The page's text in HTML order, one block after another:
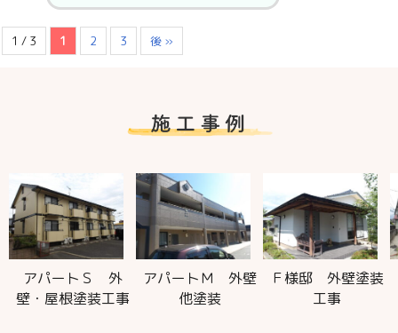
1 / 3 1 2 3 後 »
事
アパートＭ 外壁
他塗装
Ｆ様邸 外壁塗装
工事
Ｆ様邸 外壁塗
工事